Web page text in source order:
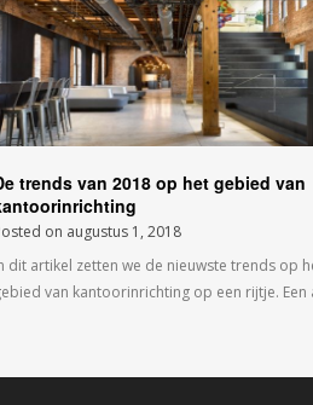
trends van 2018 op het gebied van
on augustus 1, 2018
dit artikel zetten we de nieuwste trends op
van kantoorinrichting op een rijtje. Een